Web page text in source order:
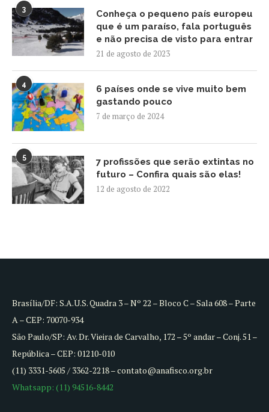
3
Conheça o pequeno país europeu
que é um paraíso, fala português
e não precisa de visto para entrar
21 de agosto de 2023
4
6 países onde se vive muito bem
gastando pouco
7 de março de 2024
5
7 profissões que serão extintas no
futuro – Confira quais são elas!
12 de agosto de 2022
Brasília/DF: S.A.U.S. Quadra 3 – Nº 22 – Bloco C – Sala 608 – Parte
A – CEP: 70070-934
São Paulo/SP: Av. Dr. Vieira de Carvalho, 172 – 5º andar – Conj. 51 –
República – CEP: 01210-010
(11) 3331-5605 / 3362-2218 – contato@anafisco.org.br
Whatsapp: (11) 94516-8442